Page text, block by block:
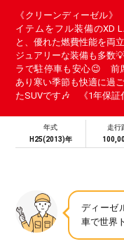
《クリーンディーゼル
イテムをフル装備のXD
と、優れた燃費性能を両
ジュアリーな装備も多数
ラで駐停車も安心😉 前
あり寒い季節も快適に過
たSUVです🎶 《1年保証
年式
H25(2013)年
走行
ディーゼ
車で世界